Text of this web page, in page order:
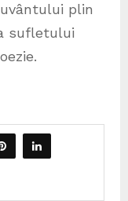
plin
sufletului